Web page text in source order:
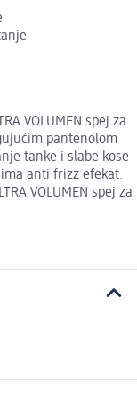
VOLUMEN spej za
pantenolom
tanke i slabe kose
anti frizz efekat.
VOLUMEN spej za